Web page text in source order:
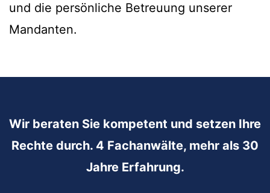
und die persönliche Betreuung unserer
Mandanten.
Wir beraten Sie kompetent und setzen Ihre
Rechte durch. 4 Fachanwälte, mehr als 30
Jahre Erfahrung.